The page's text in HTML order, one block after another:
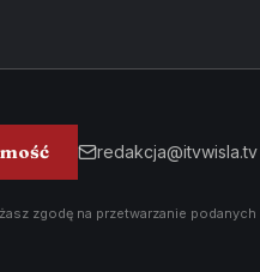
redakcja@itvwisla.tv
zgodę na przetwarzanie